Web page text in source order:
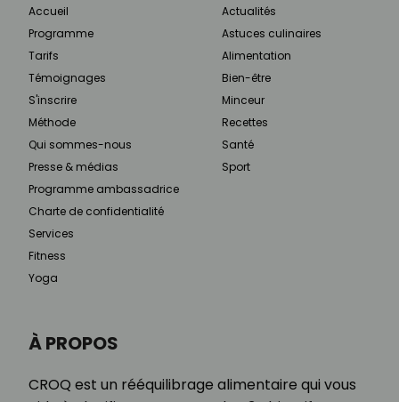
À PROPOS
CROQ est un rééquilibrage alimentaire qui vous
Accueil
Programme
Tarifs
Témoignages
S'inscrire
Méthode
Qui sommes-nous
Presse & médias
Programme ambassadrice
Charte de confidentialité
Services
Fitness
Yoga
Actualités
Astuces culinaires
Alimentation
Bien-être
Minceur
Recettes
Santé
Sport